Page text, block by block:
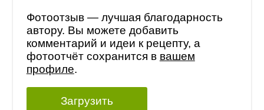
Фотоотзыв — лучшая благодарность
автору. Вы можете добавить
комментарий и идеи к рецепту, а
фотоотчёт сохранится в вашем
профиле.
Загрузить